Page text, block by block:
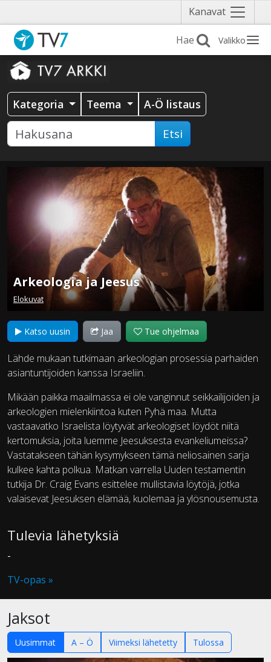
Kanavat Näytä
valikko
Valikko
Kategoria Teema A-Ö listaus
Etsi
Arkeologia ja Jeesus
Elokuvat
Katso uusin Jaa Tue ohjelmaa
Lähde mukaan tutkimaan arkeologian prosessia parhaiden
asiantuntijoiden kanssa Israeliin.
Mikään paikka maailmassa ei ole vanginnut seikkailijoiden ja
arkeologien mielenkiintoa kuten Pyhä maa. Mutta
vastaavatko Israelista löytyvät arkeologiset löydöt niitä
kertomuksia, joita luemme Jeesuksesta evankeliumeissa?
Vastatakseen tähän kysymykseen tämä neliosainen sarja
kulkee kahta polkua. Matkan varrella Uuden testamentin
tutkija Dr. Craig Evans esittelee mullistavia löytöjä, jotka
valaisevat Jeesuksen elämää, kuolemaa ja ylösnousemusta.
Tulevia lähetyksiä
-
TV-opas »
Jaksot
Uusimmat A – Ö Viimeksi lähetetty Tulossa